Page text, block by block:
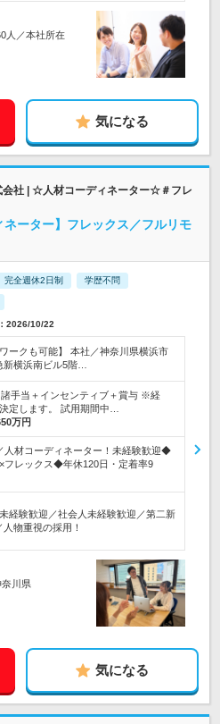
人／本社所在
気になる
会社 | ☆人材コーディネーター☆＃フレ
ーター】フレックス／フルリモ
完全週休2日制 学歴不問
2026/10/22
ークも可能】 本社／神奈川県横浜市
横浜南ビル5階…
諸手当＋インセンティブ＋賞与 ※経
定します。 試用期間中…
万円
人材コーディネーター！未経験歓迎◆
レックス◆年休120日・定着率9
経験歓迎／社会人未経験歓迎／第二新
物重視の採用！
川県
気になる